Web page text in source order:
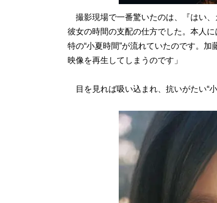
撮影現場で一番驚いたのは、『はい
彼女の時間の支配の仕方でした。本人
特の“小夏時間”が流れていたのです。
映像を再生してしまうのです」
目を見れば吸い込まれ、抗いがたい“小